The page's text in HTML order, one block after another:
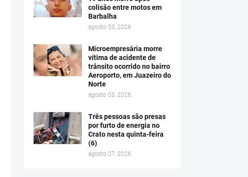
colisão entre motos em
Barbalha
agosto 03, 2026
Microempresária morre
vítima de acidente de
trânsito ocorrido no bairro
Aeroporto, em Juazeiro do
Norte
agosto 05, 2026
Três pessoas são presas
por furto de energia no
Crato nesta quinta-feira
(6)
agosto 07, 2026